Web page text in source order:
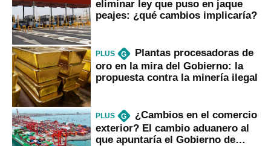
eliminar ley que puso en jaque
peajes: ¿qué cambios implicaría?
PLUS G
Plantas procesadoras de
oro en la mira del Gobierno: la
propuesta contra la minería ilegal
PLUS G
¿Cambios en el comercio
exterior? El cambio aduanero al
que apuntaría el Gobierno de